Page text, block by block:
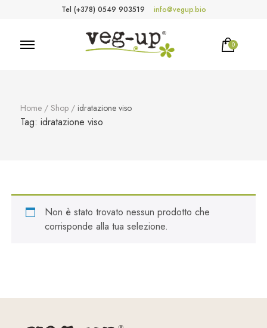
Tel (+378) 0549 903519 info@vegup.bio
0
Home / Shop / idratazione viso
Tag: idratazione viso
Non è stato trovato nessun prodotto che
corrisponde alla tua selezione.